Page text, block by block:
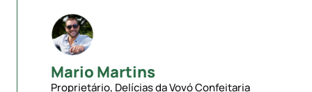
Mario Martins
Proprietário, Delícias da Vovó Confeitaria